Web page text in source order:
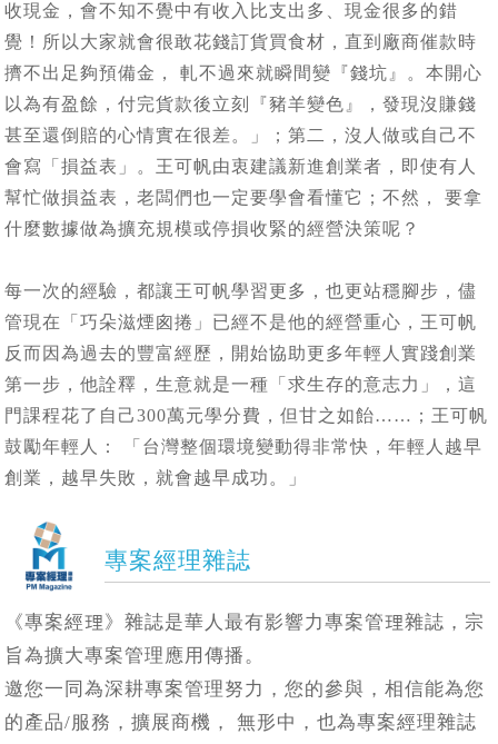
收現金，會不知不覺中有收入比支出多、現金很多的錯
覺！所以大家就會很敢花錢訂貨買食材，直到廠商催款時
擠不出足夠預備金， 軋不過來就瞬間變『錢坑』。本開心
以為有盈餘，付完貨款後立刻『豬羊變色』，發現沒賺錢
甚至還倒賠的心情實在很差。」；第二，沒人做或自己不
會寫「損益表」。王可帆由衷建議新進創業者，即使有人
幫忙做損益表，老闆們也一定要學會看懂它；不然， 要拿
什麼數據做為擴充規模或停損收緊的經營決策呢？
每一次的經驗，都讓王可帆學習更多，也更站穩腳步，儘
管現在「巧朵滋煙囪捲」已經不是他的經營重心，王可帆
反而因為過去的豐富經歷，開始協助更多年輕人實踐創業
第一步，他詮釋，生意就是一種「求生存的意志力」，這
門課程花了自己300萬元學分費，但甘之如飴……；王可帆
鼓勵年輕人： 「台灣整個環境變動得非常快，年輕人越早
創業，越早失敗，就會越早成功。」
專案經理雜誌
《專案經理》雜誌是華人最有影響力專案管理雜誌，宗
旨為擴大專案管理應用傳播。
邀您一同為深耕專案管理努力，您的參與，相信能為您
的產品/服務，擴展商機， 無形中，也為專案經理雜誌